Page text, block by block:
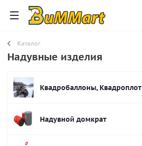
Каталог
Надувные изделия
Квадробаллоны, Квадроплот
Надувной домкрат